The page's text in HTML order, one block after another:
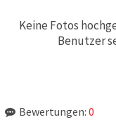
Keine Fotos
Benutzer
Bewertungen: 0